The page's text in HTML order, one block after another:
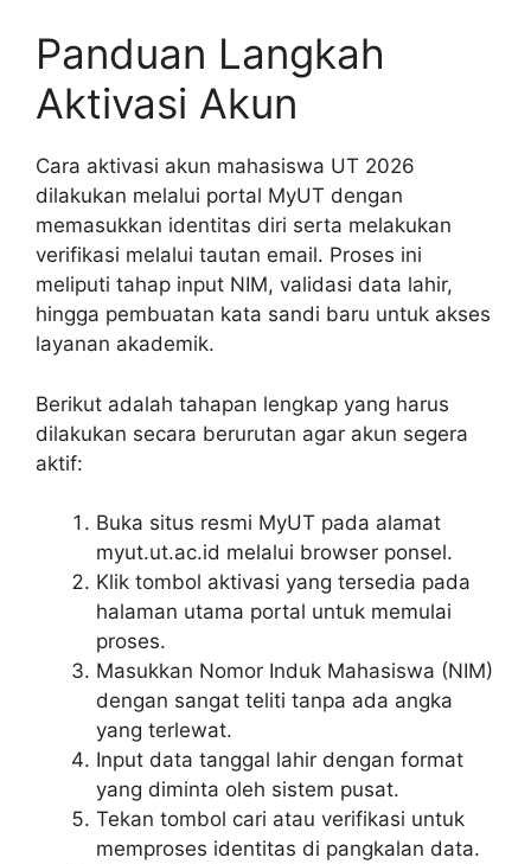
Panduan Langkah
Aktivasi Akun
Cara aktivasi akun mahasiswa UT 2026
dilakukan melalui portal MyUT dengan
memasukkan identitas diri serta melakukan
verifikasi melalui tautan email. Proses ini
meliputi tahap input NIM, validasi data lahir,
hingga pembuatan kata sandi baru untuk akses
layanan akademik.
Berikut adalah tahapan lengkap yang harus
dilakukan secara berurutan agar akun segera
aktif:
Buka situs resmi MyUT pada alamat
myut.ut.ac.id melalui browser ponsel.
Klik tombol aktivasi yang tersedia pada
halaman utama portal untuk memulai
proses.
Masukkan Nomor Induk Mahasiswa (NIM)
dengan sangat teliti tanpa ada angka
yang terlewat.
Input data tanggal lahir dengan format
yang diminta oleh sistem pusat.
Tekan tombol cari atau verifikasi untuk
memproses identitas di pangkalan data.